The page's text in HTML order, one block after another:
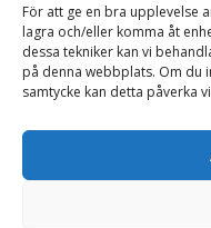
För att ge en bra upplevelse
lagra och/eller komma åt
dessa tekniker kan vi
på denna webbplats. Om du
samtycke kan detta påverka
Din recension*